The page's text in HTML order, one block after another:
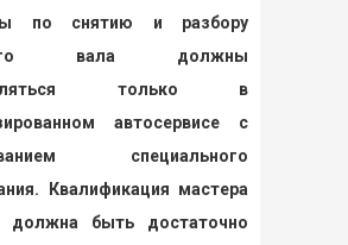
по снятию и разбору
вала должны
только в
автосервисе с
специального
Квалификация мастера
должна быть достаточно